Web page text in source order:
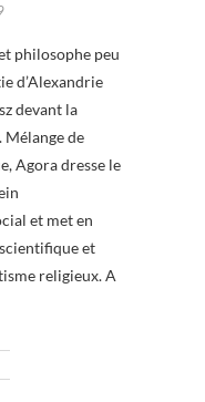
philosophe peu
d’Alexandrie
devant la
Mélange de
Agora dresse le
et met en
et
religieux. A